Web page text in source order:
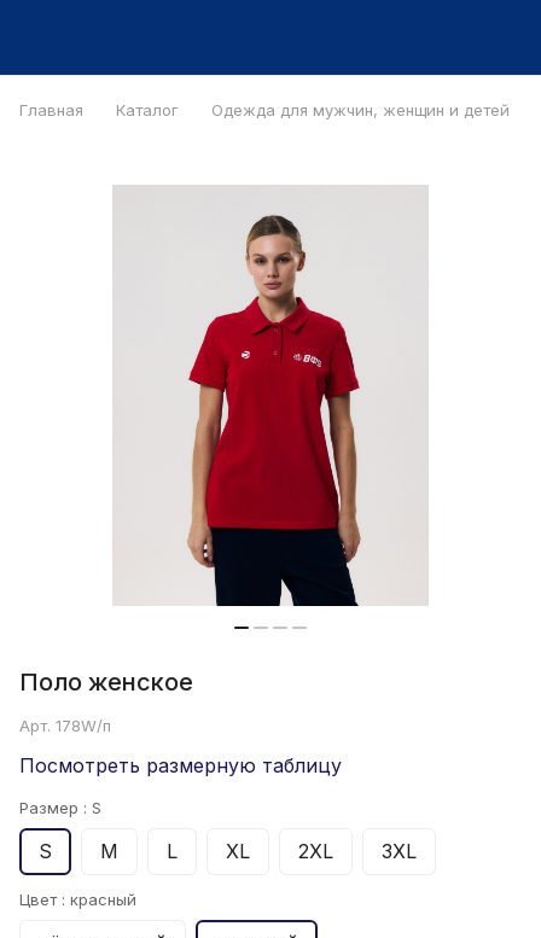
Главная Каталог Одежда для мужчин, женщин и детей
Поло женскoe
Арт. 178W/п
Посмотреть размерную таблицу
Размер : S
S M L XL 2XL 3XL
Цвет : красный